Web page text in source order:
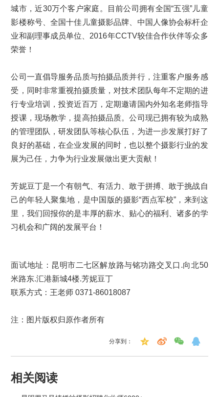
城市，近30万个客户家庭。目前公司拥有全国“五强”儿童
影楼称号、全国十佳儿童摄影品牌、中国人像协会标杆企
业和副理事成员单位、2016年CCTV较佳合作伙伴等众多
荣誉！
公司一直倡导服务品质与拍摄品质并行，注重客户服务感
受，同时非常重视拍摄质量，对技术团队每年不定期的进
行专业培训，投资近百万，定期邀请国内外知名老师指导
授课，现场教学，提高拍摄品质。公司现已拥有较为成熟
的管理团队，研发团队等核心队伍，为进一步发展打好了
良好的基础，在企业发展的同时，也以整个摄影行业的发
展为己任，力争为行业发展做出更大贡献！
芳妮豆丁是一个有朝气、有活力、敢于拼搏、敢于挑战自
己的年轻人聚集地，是中国版的摄影“西点军校”，来到这
里，我们回报你的是丰厚的薪水、贴心的福利、诸多的学
习机会和广阔的发展平台！
面试地址： 昆明市二七区解放路与铭功路交叉口.向北50
米路东.汇港新城4楼.芳妮豆丁
联系方式：王老师 0371-86018087
注：图片版权归原作者所有
分享到：
相关阅读